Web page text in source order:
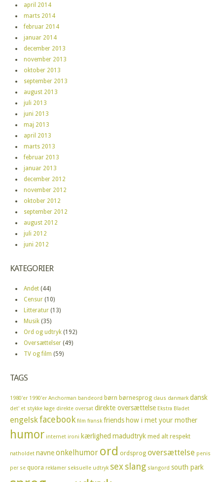
april 2014
marts 2014
februar 2014
januar 2014
december 2013
november 2013
oktober 2013
september 2013
august 2013
juli 2013
juni 2013
maj 2013
april 2013
marts 2013
februar 2013
januar 2013
december 2012
november 2012
oktober 2012
september 2012
august 2012
juli 2012
juni 2012
KATEGORIER
Andet (44)
Censur (10)
Litteratur (13)
Musik (35)
Ord og udtryk (192)
Oversættelser (49)
TV og film (59)
TAGS
1980'er 1990'er Anchorman bandeord børn børnesprog claus danmark dansk
det' et stykke kage direkte oversat direkte oversættelse Ekstra Bladet
engelskfacebook film fransk friendshow i met your mother
humor internet ironi kærlighed madudtryk med alt respekt
natholdet navneonkelhumor ord ordsprog oversættelse penis
per se quora reklamer seksuelle udtryk sexslang slangord south park